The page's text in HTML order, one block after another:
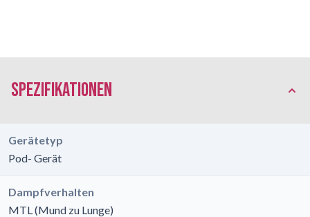
Spezifikationen
Gerätetyp
Pod- Gerät
Dampfverhalten
MTL (Mund zu Lunge)